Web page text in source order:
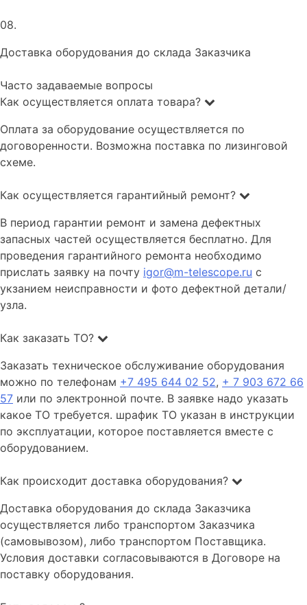
08.
Доставка оборудования до склада Заказчика
Часто задаваемые вопросы
Как осуществляется оплата товара?
Оплата за оборудование осуществляется по
договоренности. Возможна поставка по лизинговой
схеме.
Как осуществляется гарантийный ремонт?
В период гарантии ремонт и замена дефектных
запасных частей осуществляется бесплатно. Для
проведения гарантийного ремонта необходимо
прислать заявку на почту igor@m-telescope.ru с
укзанием неисправности и фото дефектной детали/
узла.
Как заказать ТО?
Заказать техническое обслуживание оборудования
можно по телефонам +7 495 644 02 52, + 7 903 672 66
57 или по электронной почте. В заявке надо указать
какое ТО требуется. шрафик ТО указан в инструкции
по эксплуатации, которое поставляется вместе с
оборудованием.
Как происходит доставка оборудования?
Доставка оборудования до склада Заказчика
осуществляется либо транспортом Заказчика
(самовывозом), либо транспортом Поставщика.
Условия доставки согласовываются в Договоре на
поставку оборудования.